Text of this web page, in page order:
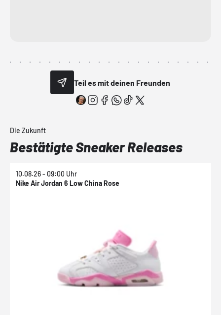
Teil es mit deinen Freunden
Die Zukunft
Bestätigte Sneaker Releases
10.08.26 - 09:00 Uhr
Nike Air Jordan 6 Low China Rose